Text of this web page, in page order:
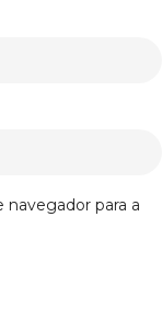
para a